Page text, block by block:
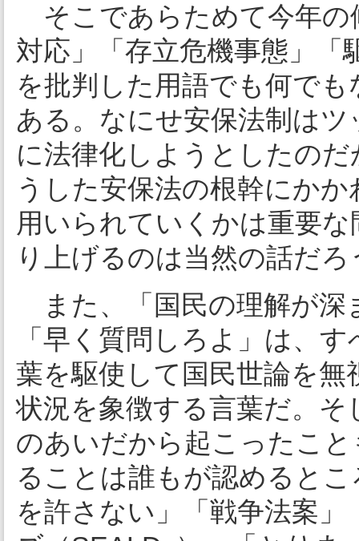
そこであらためて今年の
対応」「存立危機事態」「
を批判した用語でも何で
ある。なにせ安保法制は
に法律化しようとしたの
うした安保法の根幹にか
用いられていくかは重要
り上げるのは当然の話だろ
また、「国民の理解が深
「早く質問しろよ」は、す
葉を駆使して国民世論を
状況を象徴する言葉だ。
のあいだから起こったこ
ることは誰もが認めると
を許さない」「戦争法案